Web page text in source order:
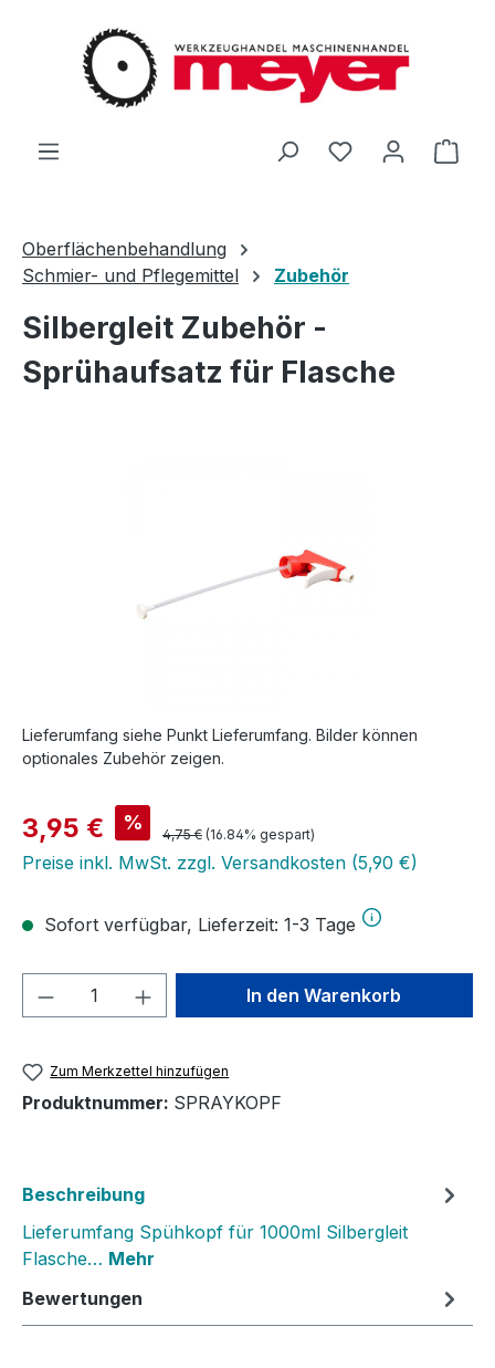
Zum Hauptinhalt springen
Du hast 0
Oberflächenbehandlung
Schmier- und Pflegemittel
Zubehör
Silbergleit Zubehör -
Sprühaufsatz für Flasche
Lieferumfang siehe Punkt Lieferumfang. Bilder können
optionales Zubehör zeigen.
Verkaufspreis:
3,95 € % Regulärer Preis:
4,75 € (16.84% gespart)
Preise inkl. MwSt. zzgl. Versandkosten (5,90 €)
Sofort verfügbar, Lieferzeit: 1-3 Tage
Produkt Anzahl: Gib denIn den Warenkorb
Zum Merkzettel hinzufügen
Produktnummer: SPRAYKOPF
Beschreibung
Lieferumfang Spühkopf für 1000ml Silbergleit
Flasche… Mehr
Bewertungen